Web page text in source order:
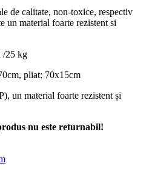
de calitate, non-toxice, respectiv
un material foarte rezistent si
/25 kg
pliat: 70x15cm
un material foarte rezistent și
nu este returnabil!